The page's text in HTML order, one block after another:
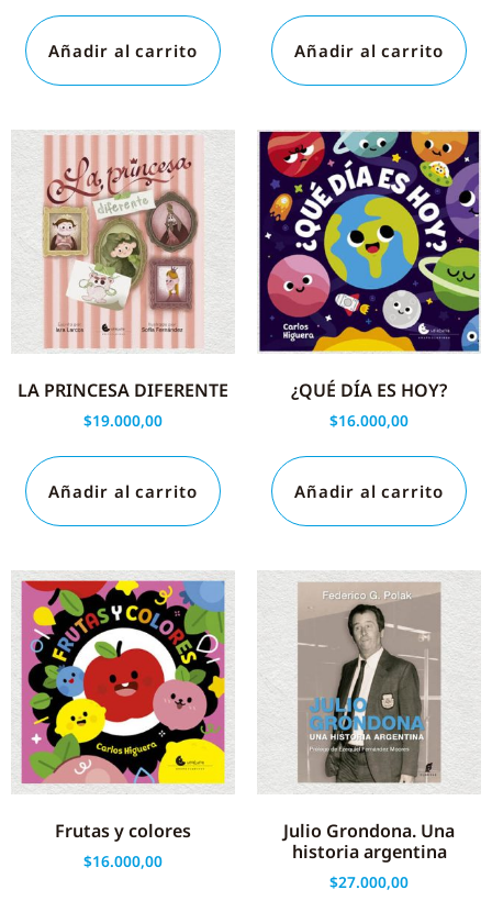
Añadir al carrito Añadir al carrito
LA PRINCESA DIFERENTE
$19.000,00
Añadir al carrito
¿QUÉ DÍA ES HOY?
$16.000,00
Añadir al carrito
Frutas y colores
$16.000,00
Julio Grondona. Una
historia argentina
$27.000,00